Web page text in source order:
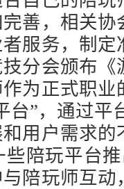
善，相关
服务，制
分会颁布
为正式职
台”，通过平
用户需求
些陪玩平台
陪玩师互